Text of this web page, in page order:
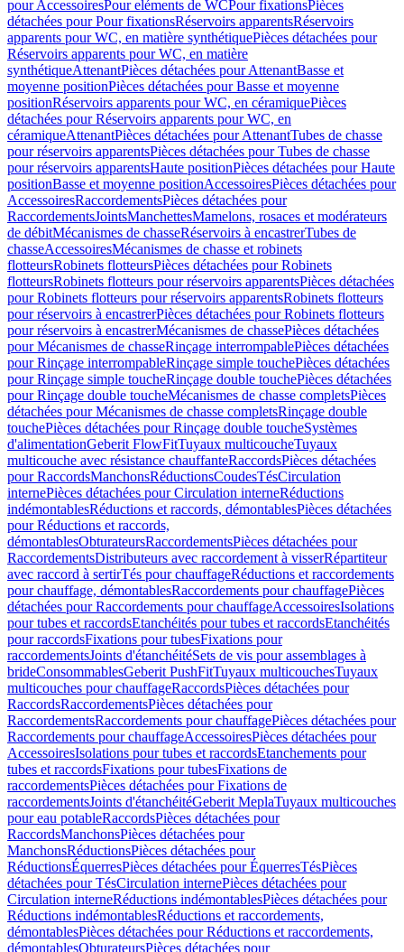
pour AccessoiresPour eléments de WCPour fixationsPièces
détachées pour Pour fixationsRéservoirs apparentsRéservoirs
apparents pour WC, en matière synthétiquePièces détachées pour
Réservoirs apparents pour WC, en matière
synthétiqueAttenantPièces détachées pour AttenantBasse et
moyenne positionPièces détachées pour Basse et moyenne
positionRéservoirs apparents pour WC, en céramiquePièces
détachées pour Réservoirs apparents pour WC, en
céramiqueAttenantPièces détachées pour AttenantTubes de chasse
pour réservoirs apparentsPièces détachées pour Tubes de chasse
pour réservoirs apparentsHaute positionPièces détachées pour Haute
positionBasse et moyenne positionAccessoiresPièces détachées pour
AccessoiresRaccordementsPièces détachées pour
RaccordementsJointsManchettesMamelons, rosaces et modérateurs
de débitMécanismes de chasseRéservoirs à encastrerTubes de
chasseAccessoiresMécanismes de chasse et robinets
flotteursRobinets flotteursPièces détachées pour Robinets
flotteursRobinets flotteurs pour réservoirs apparentsPièces détachées
pour Robinets flotteurs pour réservoirs apparentsRobinets flotteurs
pour réservoirs à encastrerPièces détachées pour Robinets flotteurs
pour réservoirs à encastrerMécanismes de chassePièces détachées
pour Mécanismes de chasseRinçage interrompablePièces détachées
pour Rinçage interrompableRinçage simple touchePièces détachées
pour Rinçage simple toucheRinçage double touchePièces détachées
pour Rinçage double toucheMécanismes de chasse completsPièces
détachées pour Mécanismes de chasse completsRinçage double
touchePièces détachées pour Rinçage double toucheSystèmes
d'alimentationGeberit FlowFitTuyaux multicoucheTuyaux
multicouche avec résistance chauffanteRaccordsPièces détachées
pour RaccordsManchonsRéductionsCoudesTésCirculation
internePièces détachées pour Circulation interneRéductions
indémontablesRéductions et raccords, démontablesPièces détachées
pour Réductions et raccords,
démontablesObturateursRaccordementsPièces détachées pour
RaccordementsDistributeurs avec raccordement à visserRépartiteur
avec raccord à sertirTés pour chauffageRéductions et raccordements
pour chauffage, démontablesRaccordements pour chauffagePièces
détachées pour Raccordements pour chauffageAccessoiresIsolations
pour tubes et raccordsEtanchéités pour tubes et raccordsEtanchéités
pour raccordsFixations pour tubesFixations pour
raccordementsJoints d'étanchéitéSets de vis pour assemblages à
brideConsommablesGeberit PushFitTuyaux multicouchesTuyaux
multicouches pour chauffageRaccordsPièces détachées pour
RaccordsRaccordementsPièces détachées pour
RaccordementsRaccordements pour chauffagePièces détachées pour
Raccordements pour chauffageAccessoiresPièces détachées pour
AccessoiresIsolations pour tubes et raccordsEtanchements pour
tubes et raccordsFixations pour tubesFixations de
raccordementsPièces détachées pour Fixations de
raccordementsJoints d'étanchéitéGeberit MeplaTuyaux multicouches
pour eau potableRaccordsPièces détachées pour
RaccordsManchonsPièces détachées pour
ManchonsRéductionsPièces détachées pour
RéductionsÉquerresPièces détachées pour ÉquerresTésPièces
détachées pour TésCirculation internePièces détachées pour
Circulation interneRéductions indémontablesPièces détachées pour
Réductions indémontablesRéductions et raccordements,
démontablesPièces détachées pour Réductions et raccordements,
démontablesObturateursPièces détachées pour